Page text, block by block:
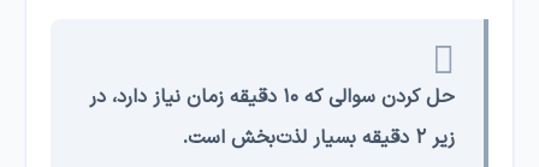
حل کردن سوالی که ۱۰ دقیقه زمان نیاز دارد، در
زیر ۲ دقیقه بسیار لذت‌بخش است
.